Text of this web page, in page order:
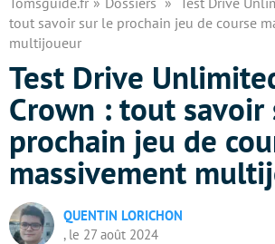
tout savoir sur le prochain jeu de course
multijoueur
Test Drive
Crown : tout savoir
prochain jeu de
massivement
QUENTIN LORICHON
, le 27 août 2024